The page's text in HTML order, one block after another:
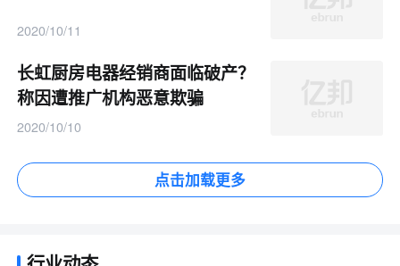
2020/10/11
长虹厨房电器经销商面临破产？
称因遭推广机构恶意欺骗
2020/10/10
点击加载更多